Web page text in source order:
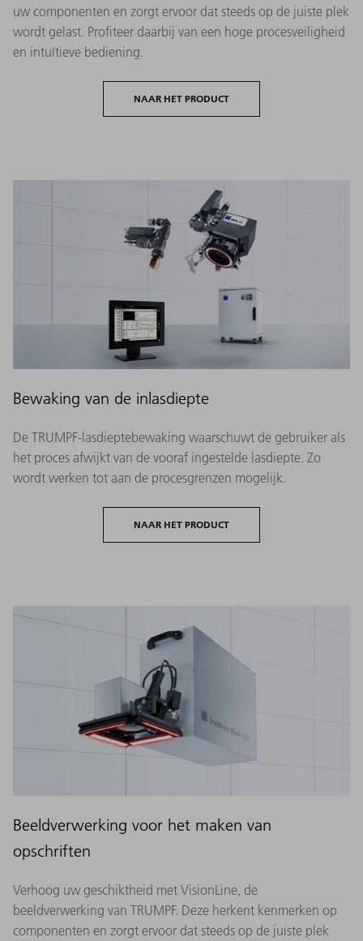
uw componenten en zorgt ervoor dat steeds op de juiste plek
wordt gelast. Profiteer daarbij van een hoge procesveiligheid
en intuïtieve bediening.
NAAR HET PRODUCT
Bewaking van de inlasdiepte
De TRUMPF-lasdieptebewaking waarschuwt de gebruiker als
het proces afwijkt van de vooraf ingestelde lasdiepte. Zo
wordt werken tot aan de procesgrenzen mogelijk.
NAAR HET PRODUCT
Beeldverwerking voor het maken van
opschriften
Verhoog uw geschiktheid met VisionLine, de
beeldverwerking van TRUMPF. Deze herkent kenmerken op
componenten en zorgt ervoor dat steeds op de juiste plek